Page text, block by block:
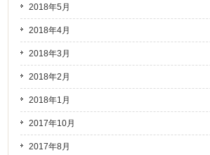
2018年5月
2018年4月
2018年3月
2018年2月
2018年1月
2017年10月
2017年8月